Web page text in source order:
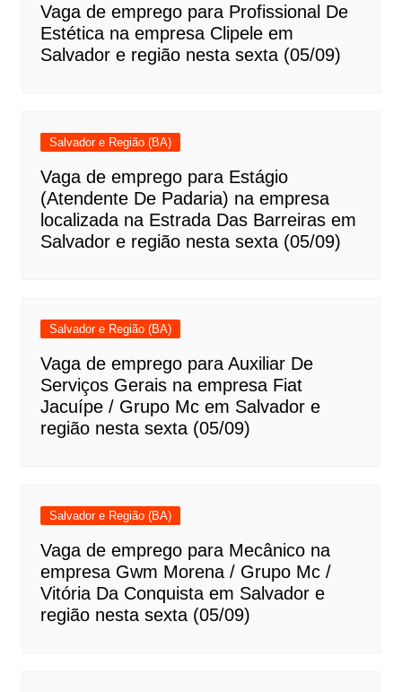
Vaga de emprego para Profissional De
Estética na empresa Clipele em
Salvador e região nesta sexta (05/09)
Salvador e Região (BA)
Vaga de emprego para Estágio
(Atendente De Padaria) na empresa
localizada na Estrada Das Barreiras em
Salvador e região nesta sexta (05/09)
Salvador e Região (BA)
Vaga de emprego para Auxiliar De
Serviços Gerais na empresa Fiat
Jacuípe / Grupo Mc em Salvador e
região nesta sexta (05/09)
Salvador e Região (BA)
Vaga de emprego para Mecânico na
empresa Gwm Morena / Grupo Mc /
Vitória Da Conquista em Salvador e
região nesta sexta (05/09)